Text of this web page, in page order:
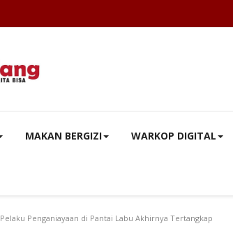
MAKAN BERGIZI WARKOP DIGITAL
Penganiayaan di Pantai Labu Akhirnya Tertangkap